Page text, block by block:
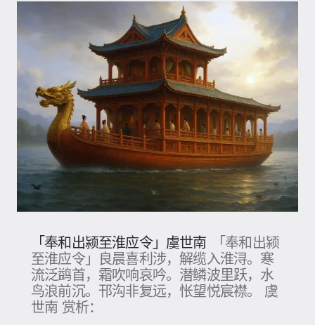
「奉和出颍至淮应令」虞世南
「奉和出颍
至淮应令」良晨喜利涉，解缆入淮浔。寒
流泛鹢首，霜吹响哀吟。潜鳞波里跃，水
鸟浪前沉。邗沟非复远，怅望悦宸襟。 虞
世南 赏析：